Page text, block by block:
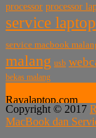
processor processor
service laptop
service macbook
malang usb
bekas malang
Rayalaptop.com
Melayani
Baik Baru
Copyright © 2017
MacBook dan